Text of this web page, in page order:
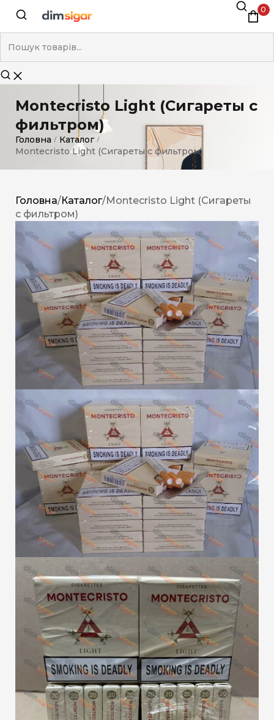
0
Montecristo Light (Сигареты с
фильтром)
Головна / Каталог /
Montecristo Light (Сигареты с фильтром)
Головна/Каталог/Montecristo Light (Сигареты
с фильтром)